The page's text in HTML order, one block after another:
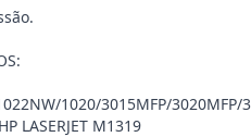
1020/3015MFP/3020MFP/
LASERJET M1319